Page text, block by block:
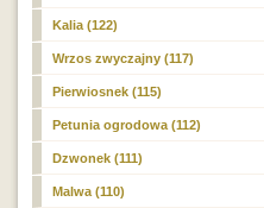
Kalia (122)
Wrzos zwyczajny (117)
Pierwiosnek (115)
Petunia ogrodowa (112)
Dzwonek (111)
Malwa (110)